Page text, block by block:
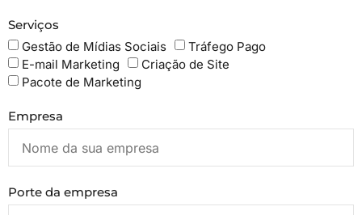
Serviços
Gestão de Mídias Sociais
Tráfego Pago
E-mail Marketing
Criação de Site
Pacote de Marketing
Empresa
Porte da empresa